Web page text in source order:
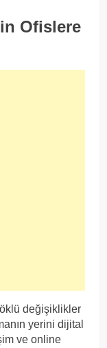
Ofislere
değişiklikler
yerini dijital
ve online